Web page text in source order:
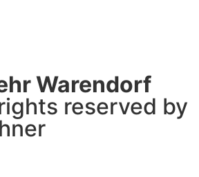
Warendorf
reserved by